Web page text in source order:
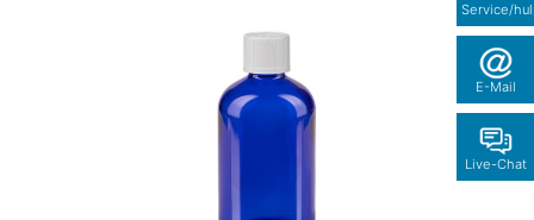
Service/
E-Mail
Live-Chat